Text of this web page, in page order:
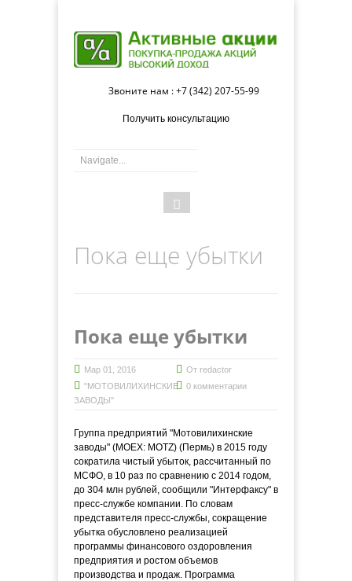
Звоните нам : +7 (342) 207-55-99
Получить консультацию
Форма
Поиск
Пока еще убытки
Пока еще убытки
Мар 01, 2016 От redactor
"МОТОВИЛИХИНСКИЕ
ЗАВОДЫ"
0 комментарии
Группа предприятий "Мотовилихинские
заводы" (MOEX: MOTZ) (Пермь) в 2015 году
сократила чистый убыток, рассчитанный по
МСФО, в 10 раз по сравнению с 2014 годом,
до 304 млн рублей, сообщили "Интерфаксу" в
пресс-службе компании. По словам
представителя пресс-службы, сокращение
убытка обусловлено реализацией
программы финансового оздоровления
предприятия и ростом объемов
производства и продаж. Программа